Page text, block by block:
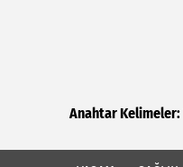
Anahtar Kelimeler: